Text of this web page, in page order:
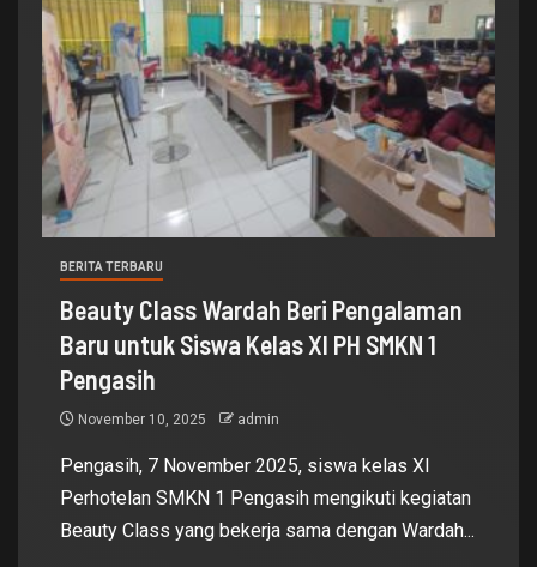
BERITA TERBARU
Beauty Class Wardah Beri Pengalaman
Baru untuk Siswa Kelas XI PH SMKN 1
Pengasih
November 10, 2025 admin
Pengasih, 7 November 2025, siswa kelas XI
Perhotelan SMKN 1 Pengasih mengikuti kegiatan
Beauty Class yang bekerja sama dengan Wardah...